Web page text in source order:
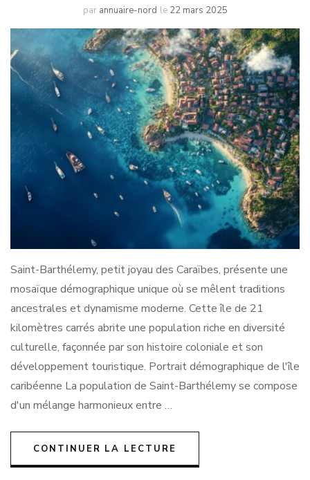
par annuaire-nord le 22 mars 2025
Saint-Barthélemy, petit joyau des Caraïbes, présente une
mosaïque démographique unique où se mêlent traditions
ancestrales et dynamisme moderne. Cette île de 21
kilomètres carrés abrite une population riche en diversité
culturelle, façonnée par son histoire coloniale et son
développement touristique. Portrait démographique de l'île
caribéenne La population de Saint-Barthélemy se compose
d'un mélange harmonieux entre …
CONTINUER LA LECTURE